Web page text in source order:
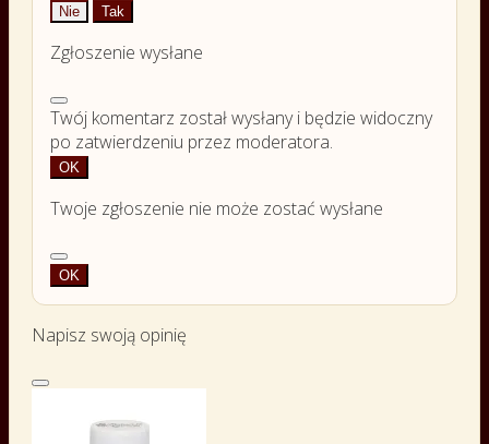
Nie Tak
Zgłoszenie wysłane
Twój komentarz został wysłany i będzie widoczny
po zatwierdzeniu przez moderatora.
OK
Twoje zgłoszenie nie może zostać wysłane
OK
Napisz swoją opinię